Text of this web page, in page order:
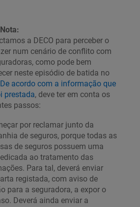
a DECO para perceber o
num cenário de conflito com
como pode bem
neste episódio de batida no
De acordo com a informação que
prestada, deve ter em conta os
passos:
por reclamar junto da
de seguros, porque todas as
de seguros possuem uma
ao tratamento das
Para tal, deverá enviar
registada, com aviso de
para a seguradora, a expor o
Deverá ainda enviar a